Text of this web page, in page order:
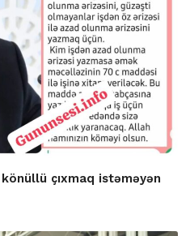
çıxmaq istəməyən